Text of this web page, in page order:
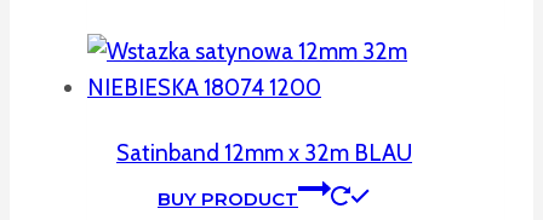
Satinband 12mm x 32m BLAU
BUY PRODUCT